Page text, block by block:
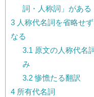
詞・人称詞」がある
3 人称代名詞を省略せ
なる
3.1 原文の人称代名
み
3.2惨憺たる翻訳
4 所有代名詞